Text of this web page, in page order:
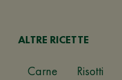
ALTRE RICETTE
Carne Risotti